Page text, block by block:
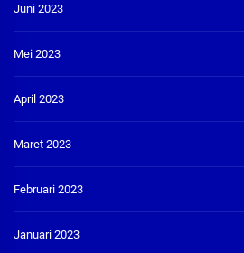
Juni 2023
Mei 2023
April 2023
Maret 2023
Februari 2023
Januari 2023